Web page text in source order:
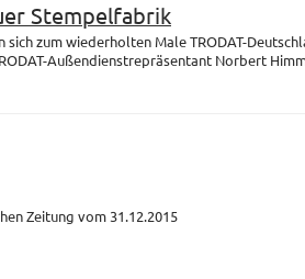
Stempelfabrik
zum wiederholten Male TRODAT-
Außendienstrepräsentant Norbert
Zeitung vom 31.12.2015